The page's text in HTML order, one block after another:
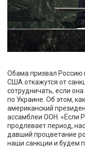
Обама призвал Россию
США откажутся от
сотрудничать, если
по Украине. Об этом,
американский
ассамблеи ООН. «Если
продлевает период,
давший процветание
наши санкции и будем